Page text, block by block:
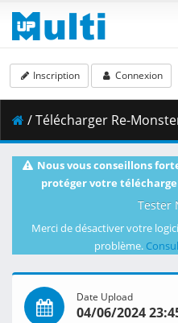
Inscription Connexion
/ Télécharger Re-Monster - S01E10v2 - MULTi 720p WEB
Nous vous conseillons
protéger votre
Tester
Merci de désactiver votre
problème.
Date Upload
04/06/2024